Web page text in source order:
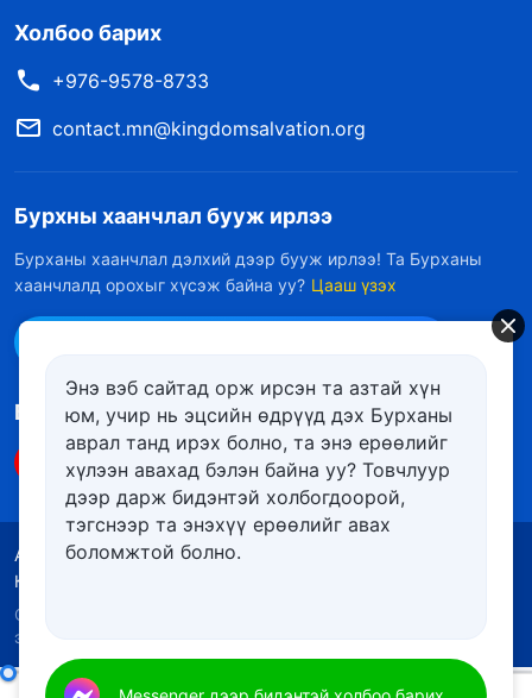
Холбоо барих
+976-9578-8733
contact.mn@kingdomsalvation.org
Бурхны хаанчлал бууж ирлээ
Бурханы хаанчлал дэлхий дээр бууж ирлээ! Та Бурханы
хаанчлалд орохыг хүсэж байна уу? Цааш үзэх
Биднийг дагах
Ашиглалтын нөхцөлүүд
Нууцлалын бодлого
Кредит
Copyright © 2026
эрх хуулиар хамгаалагдсан.
Энэ вэб сайтад орж ирсэн та азтай хүн
юм, учир нь эцсийн өдрүүд дэх Бурханы
аврал танд ирэх болно, та энэ ерѳѳлийг
хүлээн авахад бэлэн байна уу? Товчлуур
дээр дарж бидэнтэй холбогдоорой,
тэгснээр та энэхүү ерѳѳлийг авах
боломжтой болно.
Өдөр тутмын Бурханы үг: Амийн оролт | Эшлэл 539